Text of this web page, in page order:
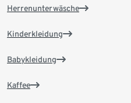
Herrenunterwäsche
Kinderkleidung
Babykleidung
Kaffee